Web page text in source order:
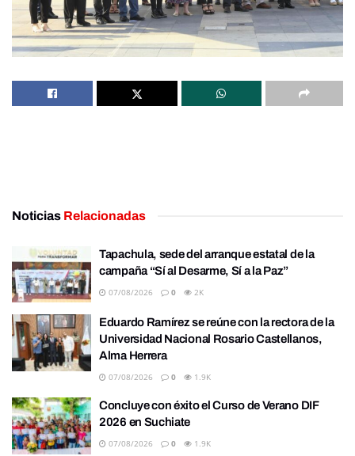
Noticias Relacionadas
Tapachula, sede del arranque estatal de la
campaña “Sí al Desarme, Sí a la Paz”
07/08/2026 0 2K
Eduardo Ramírez se reúne con la rectora de la
Universidad Nacional Rosario Castellanos,
Alma Herrera
07/08/2026 0 1.9K
Concluye con éxito el Curso de Verano DIF
2026 en Suchiate
07/08/2026 0 1.9K